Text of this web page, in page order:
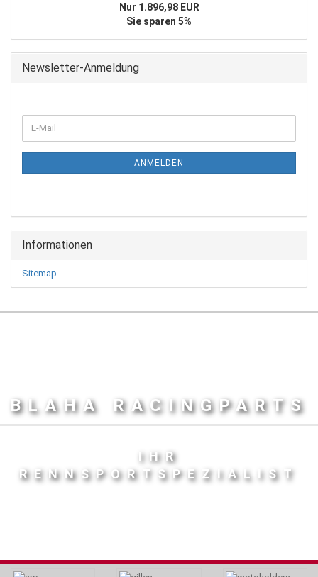
Nur 1.896,98 EUR
Sie sparen 5%
Newsletter-Anmeldung
ZUR
NEWSLETTER-
E-
Mail
ANMELDEN
Informationen
Sitemap
BLAHA RACINGPARTS
IHR
RENNSPORTSPEZIALIST